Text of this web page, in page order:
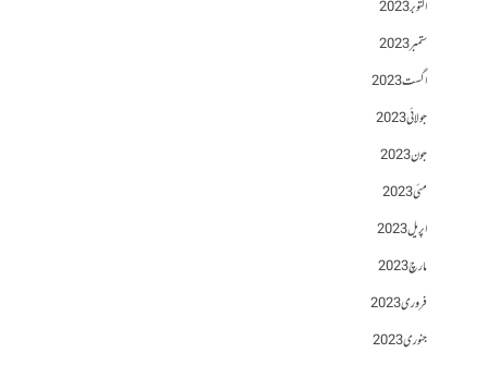
اکتوبر 2023
ستمبر 2023
اگست 2023
جولائی 2023
جون 2023
مئی 2023
اپریل 2023
مارچ 2023
فروری 2023
جنوری 2023